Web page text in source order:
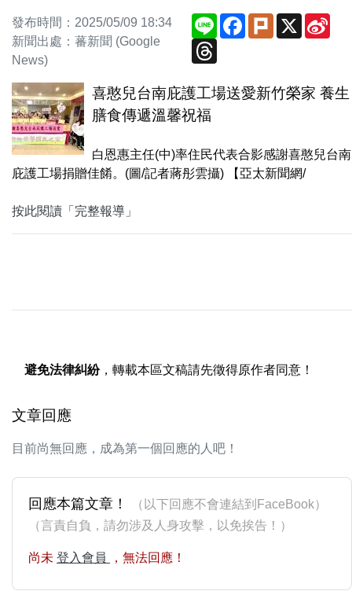
發布時間：2025/05/09 18:34
新聞出處：蕃新聞 (Google
News)
Line Facebook
Plurk X
喜憨兒台南庇護工場送愛新竹榮家 養生
膳食傳遞溫馨祝福
白恩惠主任(中)率住民代表合影感謝喜憨兒台南
庇護工場捐贈佳餚。(圖/記者蔣彤雲攝) 【亞太新聞網/
按此閱讀「完整報導」
避免法律糾紛，轉載本區文稿請先徵得原作者同意！
文章回應
目前尚無回應，成為第一個回應的人吧！
回應本篇文章！
（以下回應不會連結到FaceBook）
（言責自負，請勿涉及人身攻擊，以免挨告！）
尚未 登入會員 ，無法回應！